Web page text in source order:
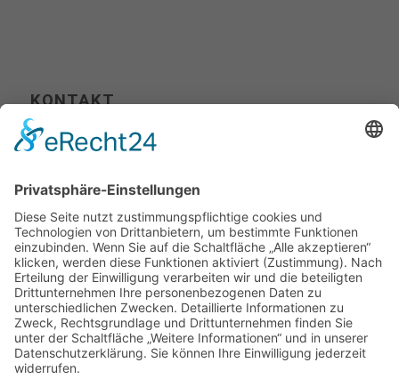
KONTAKT
Tel. +49 (0) 711 400 502-00
info@picture-partners.com